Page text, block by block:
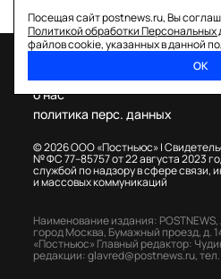
Посещая сайт postnews.ru, Вы
Политикой обработки Персональных
файлов cookie, указанных в данной
ОК
© 2026 ООО «Постньюс» |
№ ФС 77–85757 от 22 августа 2023
службой по надзору в сфере связи,
и массовых коммуникаций
о нас
политика перс. данных
Наименование издания: POSTNEWS,
город Москва, Бумажный проезд, д.
«Постньюс» Главный редактор:
редакции:glavred@postnews.ru,тел.